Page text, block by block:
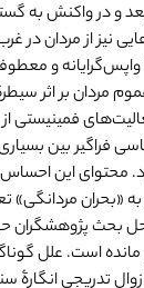
میلادی به بعد و در
نیز از مردان در
واپس‌گرایانه و
عموم مردان بر اثر
فمینیستی
فراگیر بین
از سال ۱۹۷۵ تا ۱۹۹۵ بود.
«بحران مردانگی»
بحث پژوهشگران
است. علل
تدریجی انگارۀ